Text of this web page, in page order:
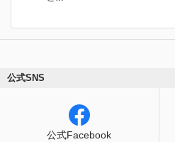
公式SNS
公式Facebook